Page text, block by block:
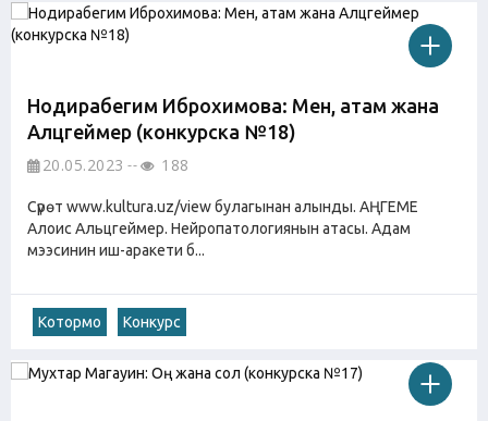
Нодирабегим Иброхимова: Мен, атам жана
Алцгеймер (конкурска №18)
20.05.2023 188
Сүрөт www.kultura.uz/view булагынан алынды. АҢГЕМЕ
Алоис Альцгеймер. Нейропатологиянын атасы. Адам
мээсинин иш-аракети б...
Котормо Конкурс